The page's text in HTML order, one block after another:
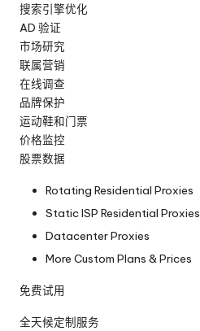
搜索引擎优化
AD 验证
市场研究
联属营销
在线调查
品牌保护
运动鞋和门票
价格监控
股票数据
Rotating Residential Proxies
Static ISP Residential Proxies
Datacenter Proxies
More Custom Plans & Prices
免费试用
全天候定制服务